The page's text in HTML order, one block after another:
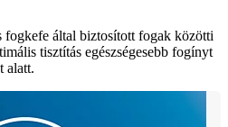
fogkefe által biztosított fogak közötti
tisztítás egészségesebb fogínyt
alatt.